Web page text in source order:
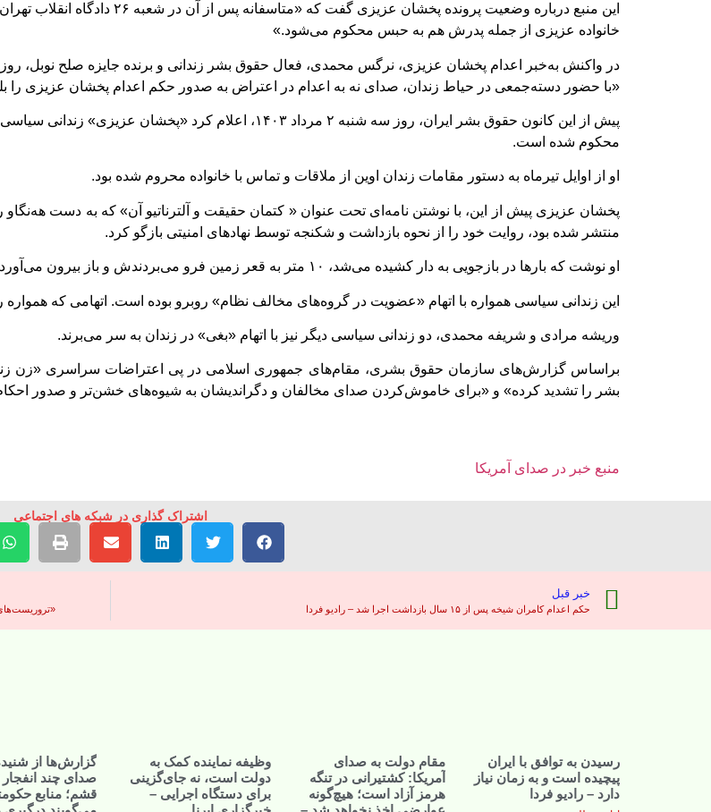
این منبع درباره وضعیت پرونده
خانواده عزیزی از جمله پدرش هم به حبس محکوم می‌شود.»
در واکنش به‌خبر اعدام پخشان عزیزی، نرگس محمدی، فعال حقوق بشر زندانی و برنده جایزه صلح نوبل،
«با حضور دسته‌جمعی در حیاط زندان، صدای نه به اعدام در اعتراض به صدور حکم اعدام پخشان عزیزی را
پیش از این کانون حقوق بشر ایران، روز سه شنبه ۲ مرداد ۱۴۰۳،
محکوم شده است.
او از اوایل تیرماه به دستور مقامات زندان اوین از ملاقات و تماس با خانواده محروم شده بود.
منتشر شده بود، روایت خود را از نحوه بازداشت و شکنجه‌ توسط نهادهای امنیتی بازگو کرد.
او نوشت که بارها در بازجویی به دار کشیده می‌شد، ۱۰ متر به قعر زمین فرو می‌بردندش و باز بیرون می‌آوردند و سرخورده و شکست‌خورده‌ اجتماعی قلمدادش می‌کردند.
این زندانی سیاسی همواره با اتهام «عضویت در گروه‌های مخالف نظام» روبرو بوده است. اتهامی که
وریشه مرادی و شریفه محمدی، دو زندانی سیاسی دیگر نیز با اتهام «بغی» در زندان به سر می‌برند.
بشر را تشدید کرده» و «برای خاموش‌کردن صدای مخالفان و دگراندیشان به شیوه‌های خشن‌تر و صدور
منبع خبر در صدای آمریکا
اشتراک گذاری در شبکه های اجتماعی
خبر قبل
حکم اعدام کامران شیخه پس از ۱۵ سال بازداشت اجرا شد – رادیو فردا «تروریست‌های
رسیدن به توافق با ایران
پیچیده است و به زمان نیاز
دارد – رادیو فردا
مقام دولت به صدای
آمریکا: کشتیرانی در تنگه
هرمز آزاد است؛ هیچ‌گونه
وظیفه نماینده کمک به
دولت است، نه جای‌گزینی
برای دستگاه اجرایی –
گزارش‌ها از
صدای چند
قشم؛ منابع